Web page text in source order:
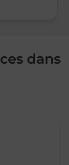
dans